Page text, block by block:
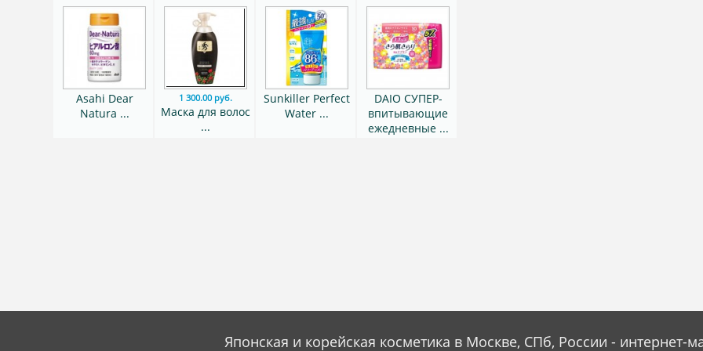
Asahi Dear
Natura ...
1 300.00 руб.
Маска для волос
...
Sunkiller Perfect
Water ...
DAIO СУПЕР-
впитывающие
ежедневные ...
Японская и корейская косметика в Москве, СПб, России - интернет-